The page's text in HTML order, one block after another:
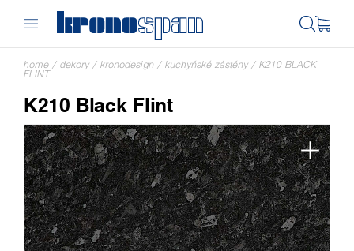
home / dekory / kronodesign / kuchyňské zástěny / K210 BLACK
FLINT
K210 Black Flint